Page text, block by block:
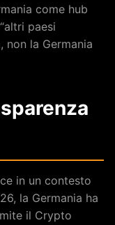
come hub
paesi
la Germania
in un contesto
la Germania ha
il Crypto